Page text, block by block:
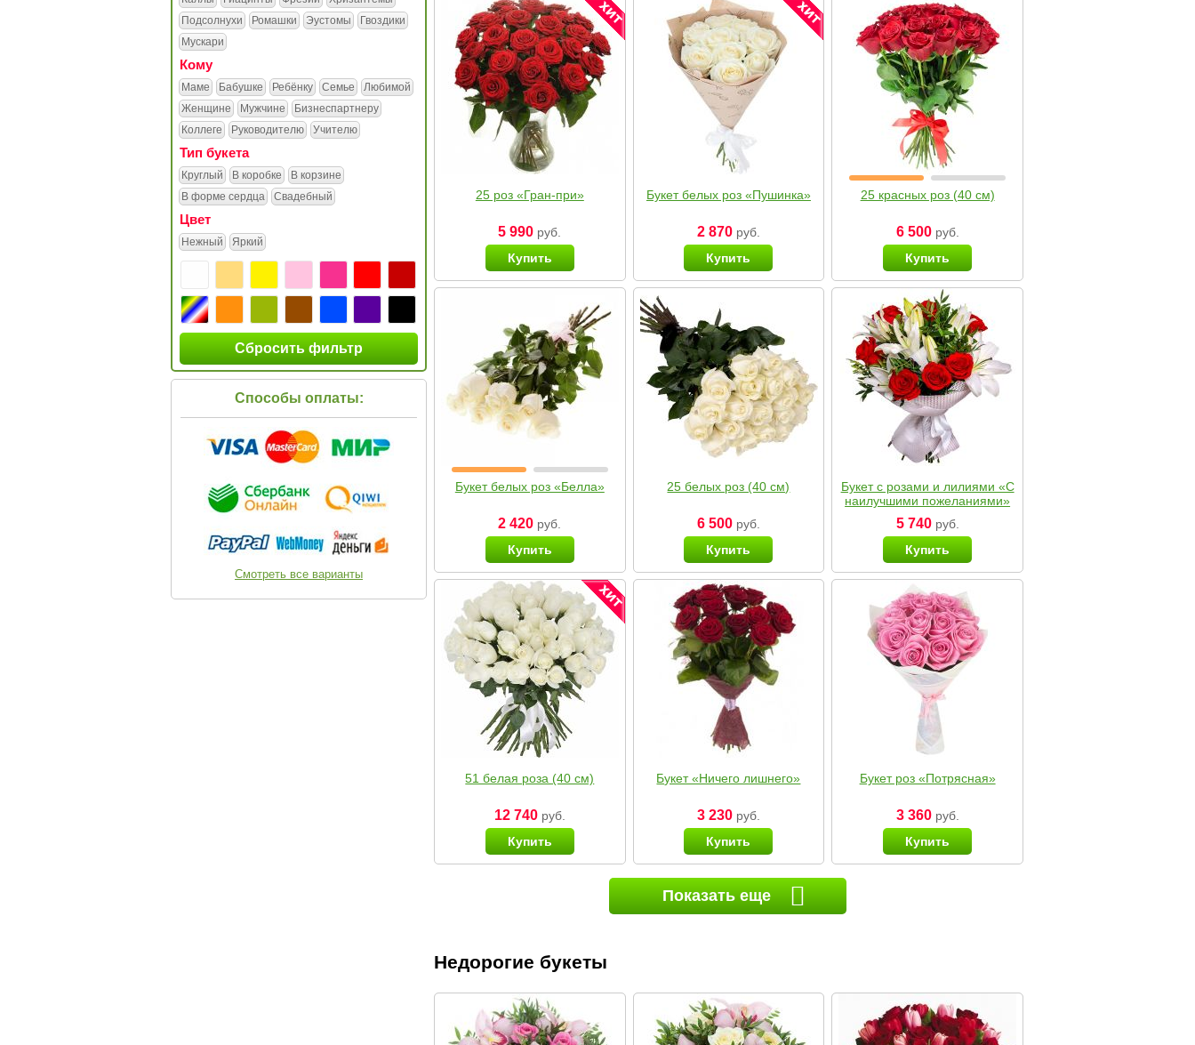
Подсолнухи
Ромашки Эустомы
Гвоздики
Мускари
Кому
Маме Бабушке Ребёнку Семье
Любимой
Женщине
Мужчине
Бизнеспартнеру
Коллеге
Руководителю Учителю
Тип букета
Круглый В коробке
В корзине
В форме сердца
Свадебный
Цвет
Нежный Яркий
Сбросить фильтр
Способы оплаты:
Смотреть все варианты
25 роз «Гран-при»
5 990 руб.
Купить
Букет белых роз «Пушинка»
2 870руб.
Купить
25 красных роз (40 см)
6 500руб.
Купить
Букет белых роз «Белла»
2 420 руб.
Купить
25 белых роз (40 см)
6 500руб.
Купить
Букет с розами и лилиями «С
наилучшими пожеланиями»
5 740руб.
Купить
51 белая роза (40 см)
12 740руб.
Купить
Букет «Ничего лишнего»
3 230руб.
Купить
Букет роз «Потрясная»
3 360руб.
Купить
Показать еще
Недорогие букеты